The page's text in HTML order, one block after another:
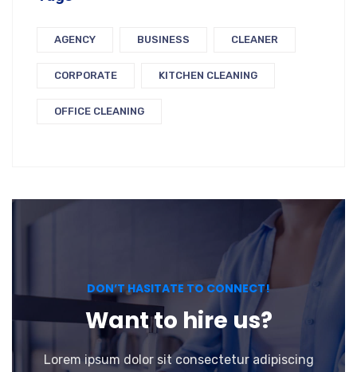
AGENCY BUSINESS CLEANER
CORPORATE KITCHEN CLEANING
OFFICE CLEANING
DON’T HASITATE TO CONNECT!
Want to hire us?
Lorem ipsum dolor sit consectetur adipiscing